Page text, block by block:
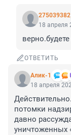
275039382
18 апреля
ОТВЕТИТЬ
Алик-1
18 апреля
потомки
давно
уничтоженных